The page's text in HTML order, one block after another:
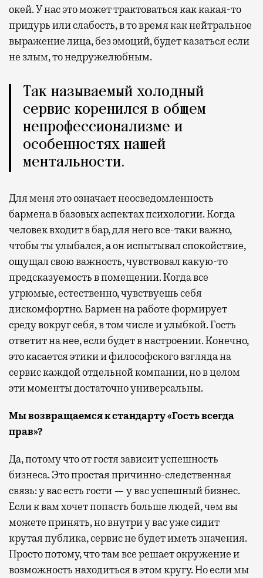
окей. У нас это может трактоваться как какая-то
придурь или слабость, в то время как нейтральное
выражение лица, без эмоций, будет казаться если
не злым, то недружелюбным.
Так называемый холодный
сервис коренился в общем
непрофессионализме и
особенностях нашей
ментальности.
Для меня это означает неосведомленность
бармена в базовых аспектах психологии. Когда
человек входит в бар, для него все-таки важно,
чтобы ты улыбался, а он испытывал спокойствие,
ощущал свою важность, чувствовал какую-то
предсказуемость в помещении. Когда все
угрюмые, естественно, чувствуешь себя
дискомфортно. Бармен на работе формирует
среду вокруг себя, в том числе и улыбкой. Гость
ответит на нее, если будет в настроении. Конечно,
это касается этики и философского взгляда на
сервис каждой отдельной компании, но в целом
эти моменты достаточно универсальны.
Мы возвращаемся к стандарту «Гость всегда
прав»?
Да, потому что от гостя зависит успешность
бизнеса. Это простая причинно-следственная
связь: у вас есть гости — у вас успешный бизнес.
Если к вам хочет попасть больше людей, чем вы
можете принять, но внутри у вас уже сидит
крутая публика, сервис не будет иметь значения.
Просто потому, что там все решает окружение и
возможность находиться в этом кругу. Но если мы